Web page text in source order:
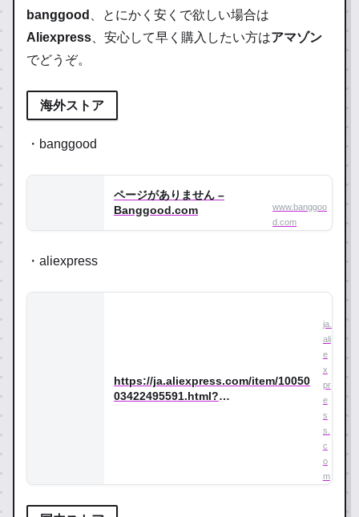
banggood
、とにかく安くで欲しい場合は
Aliexpress 、安心して早く購入したい方はアマゾン
でどうぞ。
海外ストア
・banggood
ページがありません –
Banggood.com
www.banggoo
d.com
・aliexpress
https://ja.aliexpress.com/item/10050
03422495591.html?
34&pdp_ext_f=%7B%22sku_id%22%
3A%2212000025722824141%22%7D
ja.
ali
e
x
pr
e
s
s.
c
o
m